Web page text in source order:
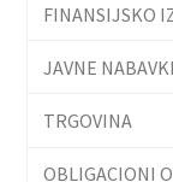
FINANSIJSKO
JAVNE
TRGOVINA
OBLIGACIONI